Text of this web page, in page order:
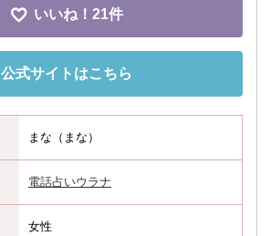
いいね！ 21件
公式サイトはこちら
まな（まな）
電話占いウラナ
女性